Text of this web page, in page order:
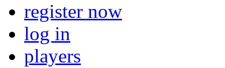
register now
log in
players